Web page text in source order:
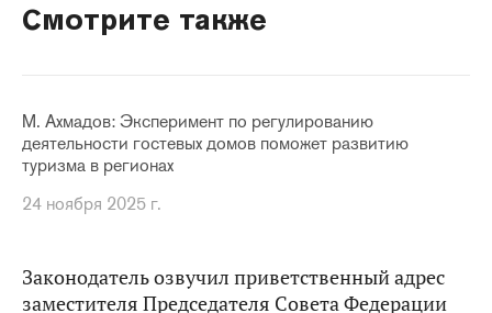
Смотрите также
М. Ахмадов: Эксперимент по регулированию
деятельности гостевых домов поможет развитию
туризма в регионах
24 ноября 2025 г.
Законодатель озвучил приветственный адрес
заместителя Председателя Совета Федерации